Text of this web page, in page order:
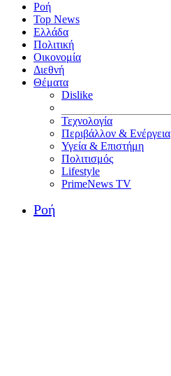
Ροή
Top News
Ελλάδα
Πολιτική
Οικονομία
Διεθνή
Θέματα
Dislike
Τεχνολογία
Περιβάλλον & Ενέργεια
Υγεία & Επιστήμη
Πολιτισμός
Lifestyle
PrimeNews TV
Ροή